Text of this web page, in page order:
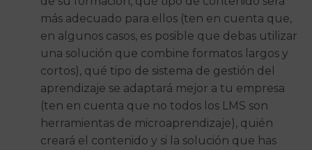
más adecuado para ellos (ten en cuenta que,
en algunos casos, es posible que debas utilizar
una solución que combine formatos largos y
cortos), qué tipo de sistema de gestión del
aprendizaje se adaptará mejor a tu empresa
(ten en cuenta que no todos los LMS son
herramientas de microaprendizaje), quién
creará el contenido y si la solución que has